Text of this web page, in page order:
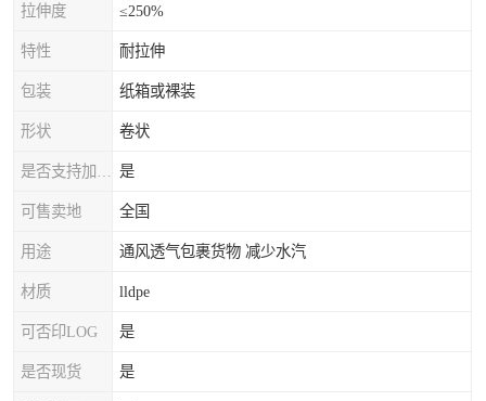
拉伸度 ≤250%
特性 耐拉伸
包装 纸箱或裸装
形状 卷状
是
可售卖地 全国
用途 通风透气包裹货物 减少水汽
材质 lldpe
可否印LOG 是
是否现货 是